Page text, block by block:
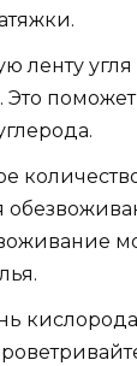
ленту
Это
кислорода